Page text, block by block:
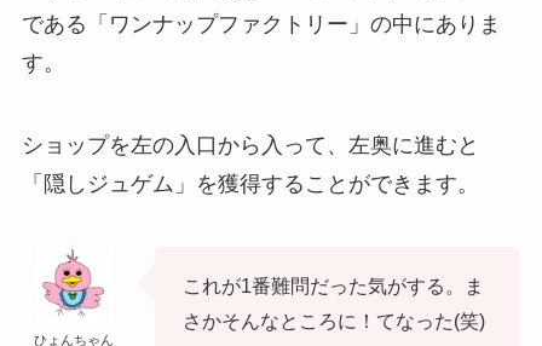
である「ワンナップファクトリー」の中にありま
す。
ショップを左の入口から入って、左奥に進む と
「隠しジュゲム」を獲得することができます。
ひょんちゃん
これが1番難問だった気がする。ま
さかそんなところに！てなった(笑)